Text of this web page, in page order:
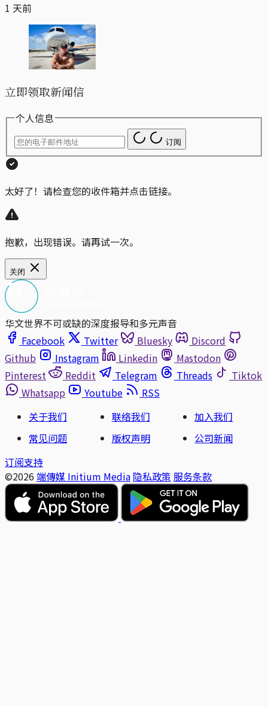
1 天前
立即领取新闻信
个人信息
订阅
太好了！请检查您的收件箱并点击链接。
抱歉，出现错误。请再试一次。
关闭
华文世界不可或缺的深度报导和多元声音
Facebook
Twitter Bluesky
Discord
Github
Instagram Linkedin
Mastodon
Pinterest
Reddit Telegram Threads
Tiktok
Whatsapp
Youtube
RSS
关于我们
联络我们
加入我们
常见问题
版权声明
公司新闻
订阅支持
©2026 端傳媒 Initium Media 隐私政策 服务条款